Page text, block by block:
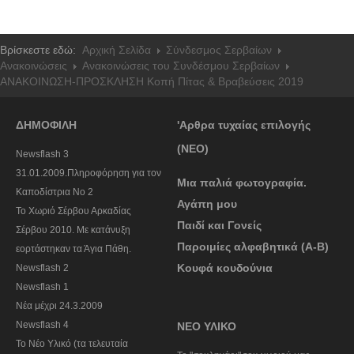
Βρίσκεστε εδώ: Αρχική Σελίδα
Σύνδεσμος Σερβαίων
Ανακοινώσεις
Ανακοινώσεις του Συνδέσμου Σερβαίων
ΑΝΑΚΟΙΝΩΣΗ-ΠΡΟΣΚΛΗΣΗ Κοπή Πίτας & Βραβεύσεις 2019
ΔΗΜΟΦΙΛΗ
Newsflash 3
31.01.2009.Πληροφόρηση για τον
Καποδίστρια Νο 2
To Χωριό Σέρβου Αρκαδίας
Σέρβου 2010. Με κατάνυξη
εορτάστηκαν τα Άγια Πάθη.
Newsflash 2
Newsflash 1
Nέα μέχρι 24.3.2009
Newsflash 4
Το Νέο Υλικό (τα τελευταία
'Αρθρα τυχαίας επιλογής
(ΝΕΟ)
Μια παλιά φωτογραφία.
Αγάπη μου
Παιδί και Γονείς
Παροιμίες αλφαβητικά (Α-Β)
Κουφά κουδούνια
ΝΕΟ ΥΛΙΚΟ